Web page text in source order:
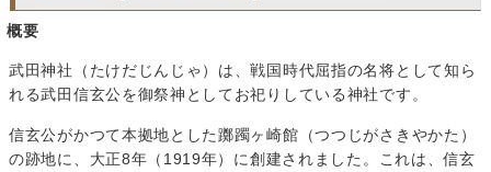
概要
武田神社（たけだじんじゃ）は、戦国時代屈指の名将として知ら
れる武田信玄公を御祭神としてお祀りしている神社です。
信玄公がかつて本拠地とした躑躅ヶ崎館（つつじがさきやかた）
の跡地に、大正8年（1919年）に創建されました。これは、信玄